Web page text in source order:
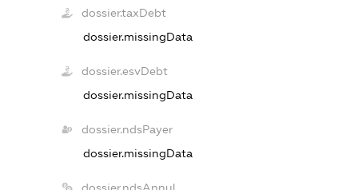
dossier.taxDebt
dossier.missingData
dossier.esvDebt
dossier.missingData
dossier.ndsPayer
dossier.missingData